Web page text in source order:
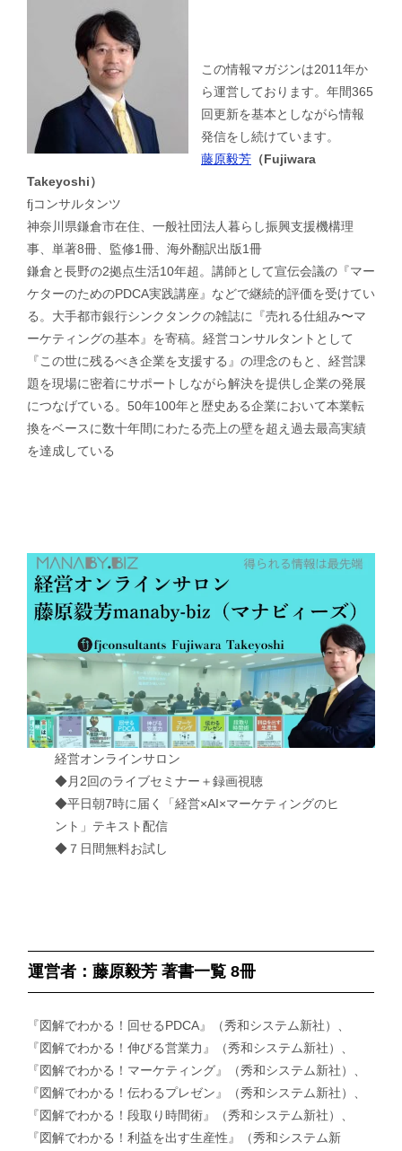
この情報マガジンは2011年か
ら運営しております。年間365
回更新を基本としながら情報
発信をし続けています。
藤原毅芳 （Fujiwara
Takeyoshi）
fjコンサルタンツ
神奈川県鎌倉市在住、一般社団法人暮らし振興支援機構理
事、単著8冊、監修1冊、海外翻訳出版1冊
鎌倉と長野の2拠点生活10年超。講師として宣伝会議の『マー
ケターのためのPDCA実践講座』などで継続的評価を受けてい
る。大手都市銀行シンクタンクの雑誌に『売れる仕組み〜マ
ーケティングの基本』を寄稿。経営コンサルタントとして
『この世に残るべき企業を支援する』の理念のもと、経営課
題を現場に密着にサポートしながら解決を提供し企業の発展
につなげている。50年100年と歴史ある企業において本業転
換をベースに数十年間にわたる売上の壁を超え過去最高実績
を達成している
経営オンラインサロン
◆月2回のライブセミナー＋録画視聴
◆平日朝7時に届く「経営×AI×マーケティングのヒ
ント」テキスト配信
◆７日間無料お試し
運営者：藤原毅芳 著書一覧 8冊
『図解でわかる！回せるPDCA』（秀和システム新社）、
『図解でわかる！伸びる営業力』（秀和システム新社）、
『図解でわかる！マーケティング』（秀和システム新社）、
『図解でわかる！伝わるプレゼン』（秀和システム新社）、
『図解でわかる！段取り時間術』（秀和システム新社）、
『図解でわかる！利益を出す生産性』（秀和システム新